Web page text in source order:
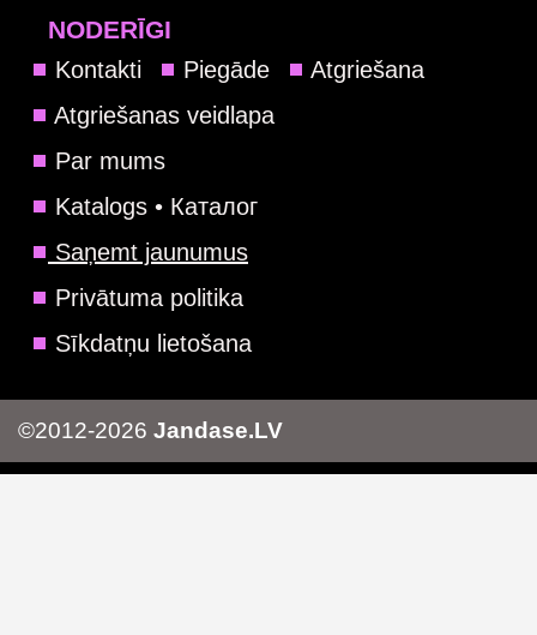
NODERĪGI
Kontakti Piegāde
Atgriešana
Atgriešanas veidlapa
Par mums
Katalogs • Каталог
Saņemt jaunumus
Privātuma politika
Sīkdatņu lietošana
©2012-2026 Jandase.LV